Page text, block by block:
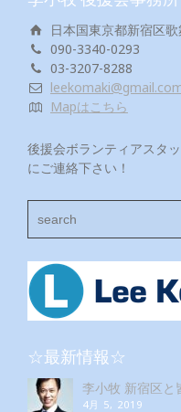
日本国東京都新宿区
090-3340-0293
03-3207-8288
Mapはこちら
後援会ボランティアスタ
にご連絡下さい！
☆最新情報☆
李小牧 新宿区と
4月 5, 2019